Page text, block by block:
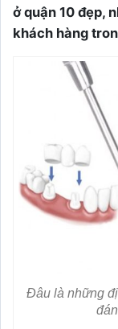
ở quận 10 đẹp,
khách hàng
Đâu là những